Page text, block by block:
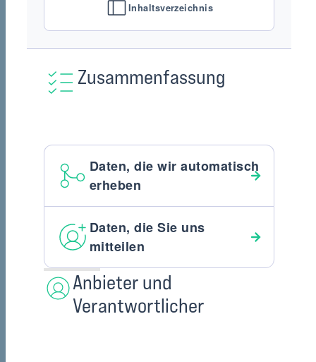
Inhaltsverzeichnis
Zusammenfassung
Daten, die wir automatisch
erheben
Daten, die Sie uns
mitteilen
Anbieter und
Verantwortlicher